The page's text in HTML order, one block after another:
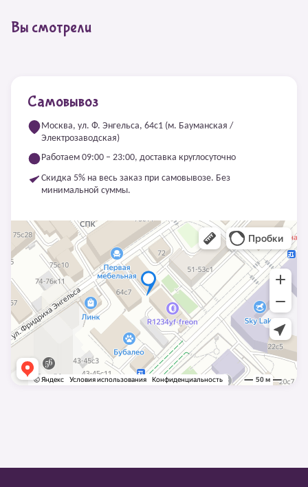
Вы смотрели
Самовывоз
Москва, ул. Ф. Энгельса, 64с1 (м. Бауманская /
Электрозаводская)
Работаем 09:00 – 23:00, доставка круглосуточно
Скидка 5% на весь заказ при самовывозе. Без
минимальной суммы.